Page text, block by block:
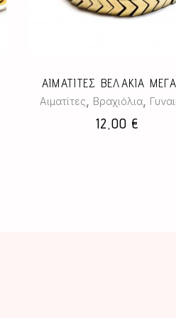
ΑΙΜΑΤΙΤΕΣ ΒΕΛΑΚΙΑ
Αιματίτες Βραχιόλια,
12,00€